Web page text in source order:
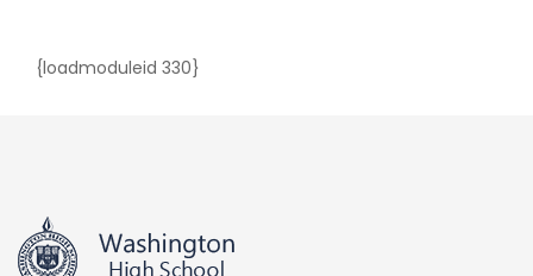
{loadmoduleid 330}